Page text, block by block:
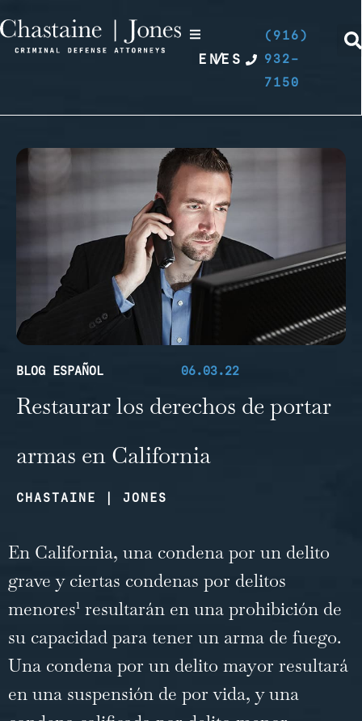
EN
/ES
(916)
932-
7150
BLOG ESPAÑOL 06.03.22
Restaurar los derechos de portar
armas en California
CHASTAINE | JONES
En California, una condena por un delito
grave y ciertas condenas por delitos
menores1 resultarán en una prohibición de
su capacidad para tener un arma de fuego.
Una condena por un delito mayor resultará
en una suspensión de por vida, y una